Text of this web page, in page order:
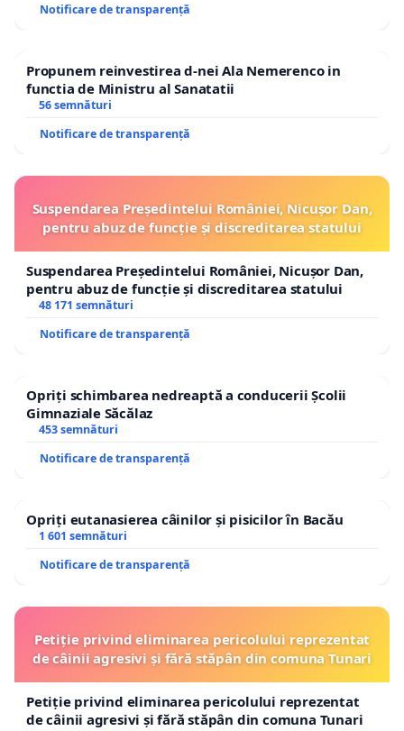
Notificare de transparență
Propunem reinvestirea d-nei Ala Nemerenco in
functia de Ministru al Sanatatii
56 semnături
Notificare de transparență
Suspendarea Președintelui României, Nicușor Dan,
pentru abuz de funcție și discreditarea statului
Suspendarea Președintelui României, Nicușor Dan,
pentru abuz de funcție și discreditarea statului
48 171 semnături
Notificare de transparență
Opriți schimbarea nedreaptă a conducerii Școlii
Gimnaziale Săcălaz
453 semnături
Notificare de transparență
Opriți eutanasierea câinilor și pisicilor în Bacău
1 601 semnături
Notificare de transparență
Petiție privind eliminarea pericolului reprezentat
de câinii agresivi și fără stăpân din comuna Tunari
Petiție privind eliminarea pericolului reprezentat
de câinii agresivi și fără stăpân din comuna Tunari